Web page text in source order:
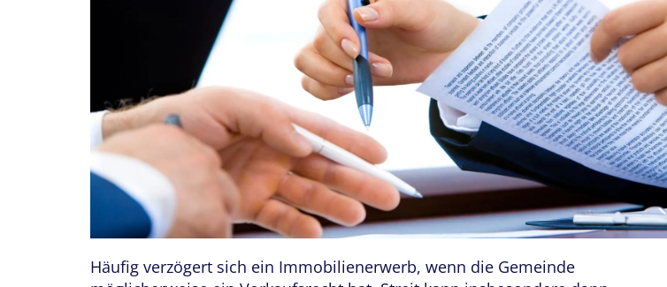
Häufig verzögert sich ein Immobilienerwerb, wenn die Gemeinde